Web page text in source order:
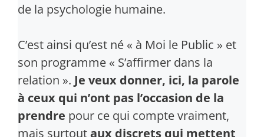
de la psychologie humaine.
C’est ainsi qu’est né « à Moi le Public » et
son programme « S’affirmer dans la
relation ». Je veux donner, ici, la parole
à ceux qui n’ont pas l’occasion de la
prendre pour ce qui compte vraiment,
mais surtoutaux discrets qui mettent